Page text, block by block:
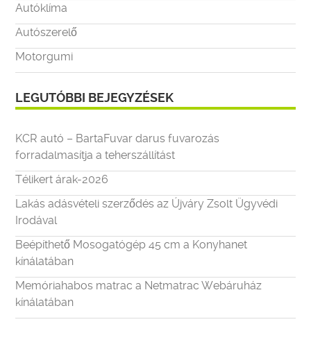
Autóklíma
Autószerelő
Motorgumi
LEGUTÓBBI BEJEGYZÉSEK
KCR autó – BartaFuvar darus fuvarozás
forradalmasítja a teherszállítást
Télikert árak-2026
Lakás adásvételi szerződés az Újváry Zsolt Ügyvédi
Irodával
Beépíthető Mosogatógép 45 cm a Konyhanet
kínálatában
Memóriahabos matrac a Netmatrac Webáruház
kínálatában